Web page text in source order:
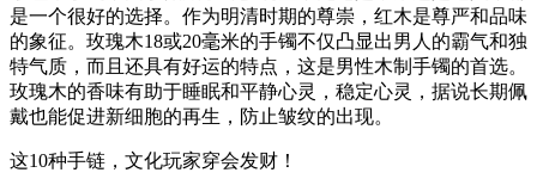
是一个很好的选择。作为明清时期的尊崇，红木是尊严和品味
的象征。玫瑰木18或20毫米的手镯不仅凸显出男人的霸气和独
特气质，而且还具有好运的特点，这是男性木制手镯的首选。
玫瑰木的香味有助于睡眠和平静心灵，稳定心灵，据说长期佩
戴也能促进新细胞的再生，防止皱纹的出现。
这10种手链，文化玩家穿会发财！